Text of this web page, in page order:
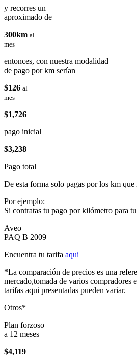
y recorres un
aproximado de
300km al
mes
entonces, con nuestra modalidad
de pago por km serían
$126 al
mes
$1,726
pago inicial
$3,238
Pago total
De esta forma solo pagas por los km que
Por ejemplo:
Si contratas tu pago por kilómetro para
Aveo
PAQ B 2009
Encuentra tu tarifa aqui
*La comparación de precios es una
mercado,tomada de varios compradores
tarifas aqui presentadas pueden variar.
Otros*
Plan forzoso
a 12 meses
$4,119